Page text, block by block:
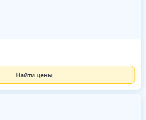
Найти цены